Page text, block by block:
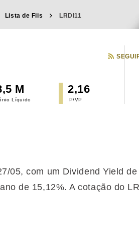
Lista de Fiis LRDI11
M
Líquido
2,16
P/VP
05, com um Dividend Yield
de 15,12%. A cotação do